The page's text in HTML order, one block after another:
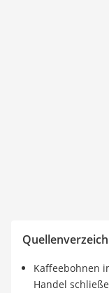
Kaffeebohnen
Handel